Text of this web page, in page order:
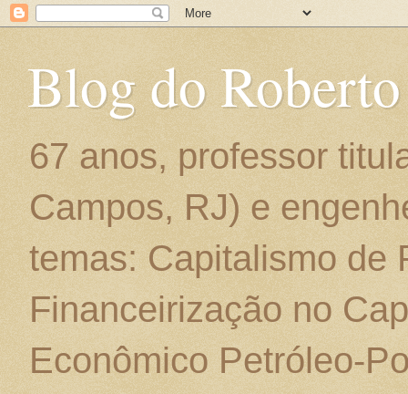
Blog do
67 anos, professor
Campos, RJ) e
temas: Capitalismo de
Financeirização no
Econômico Petróleo-